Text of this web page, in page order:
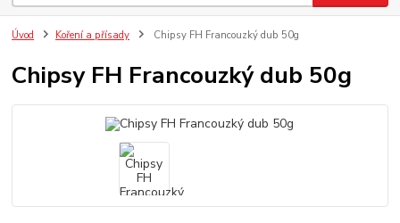
Úvod Koření a přísady Chipsy FH Francouzký dub 50g
Chipsy FH Francouzký dub 50g